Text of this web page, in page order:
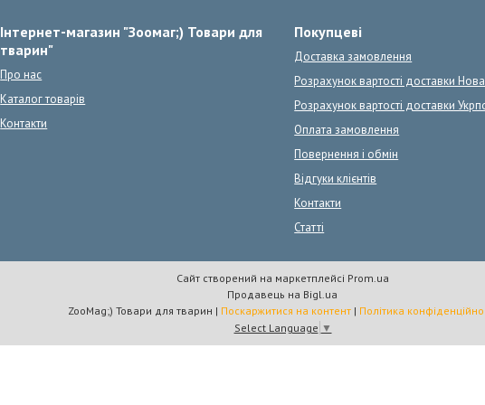
Інтернет-магазин "Зоомаг;) Товари для
тварин"
Про нас
Каталог товарів
Контакти
Покупцеві
Доставка замовлення
Розрахунок вартості доставки
Розрахунок вартості доставки
Оплата замовлення
Повернення і обмін
Відгуки клієнтів
Контакти
Статті
Сайт створений на маркетплейсі Prom.ua
Продавець на Bigl.ua
ZooMag;) Товари для тварин | Поскаржитися на контент | Політика
Select Language ▼